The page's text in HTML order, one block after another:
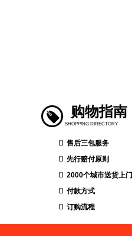
购物指南
SHOPPING DIRECTORY
售后三包服务
先行赔付原则
2000个城市送货上门
付款方式
订购流程